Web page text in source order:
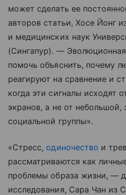
может сделать ее
авторов статьи, Хосе Йонг
и медицинских наук
(Сингапур). —
помочь объяснить, почему
реагируют на сравнение и
когда эти сигналы исходят
экранов, а не от
социальной группы».
«Стресс, одиночество и
рассматриваются как
проблемы образа жизни, —
исследования, Сара Чан из